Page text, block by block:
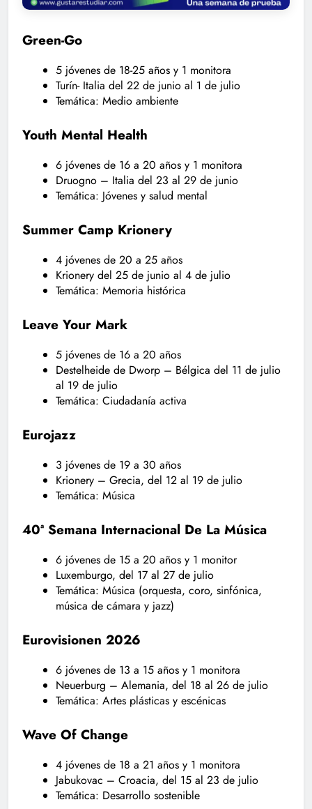
Green-Go
5 jóvenes de 18-25 años y 1 monitora
Turín- Italia del 22 de junio al 1 de julio
Temática: Medio ambiente
Youth Mental Health
6 jóvenes de 16 a 20 años y 1 monitora
Druogno – Italia del 23 al 29 de junio
Temática: Jóvenes y salud mental
Summer Camp Krionery
4 jóvenes de 20 a 25 años
Krionery del 25 de junio al 4 de julio
Temática: Memoria histórica
Leave Your Mark
5 jóvenes de 16 a 20 años
Destelheide de Dworp – Bélgica del 11 de julio
al 19 de julio
Temática: Ciudadanía activa
Eurojazz
3 jóvenes de 19 a 30 años
Krionery – Grecia, del 12 al 19 de julio
Temática: Música
40ª Semana Internacional De La Música
6 jóvenes de 15 a 20 años y 1 monitor
Luxemburgo, del 17 al 27 de julio
Temática: Música (orquesta, coro, sinfónica,
música de cámara y jazz)
Eurovisionen 2026
6 jóvenes de 13 a 15 años y 1 monitora
Neuerburg – Alemania, del 18 al 26 de julio
Temática: Artes plásticas y escénicas
Wave Of Change
4 jóvenes de 18 a 21 años y 1 monitora
Jabukovac – Croacia, del 15 al 23 de julio
Temática: Desarrollo sostenible